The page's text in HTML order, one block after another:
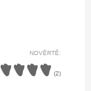
NOVĒRTĒ:
(2)